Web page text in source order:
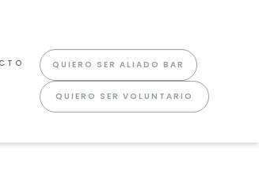
QUIERO SER ALIADO BAR
QUIERO SER VOLUNTARIO